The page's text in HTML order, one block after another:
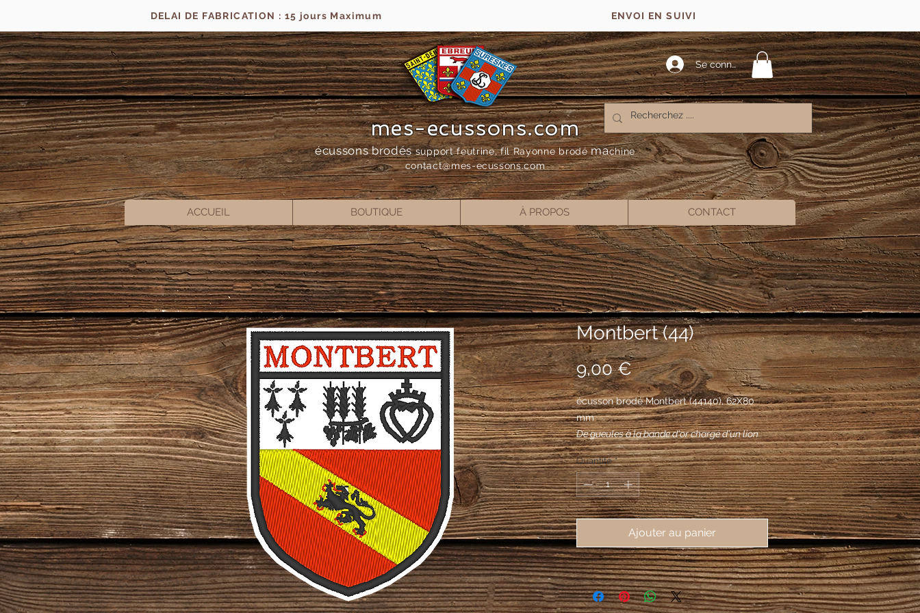
DELAI DE FABRICATION : 15 jours Maximum ENVOI EN SUIVI
Se connecter
mes-ecussons.com
écussons brodés support feutrine, fil Rayonne brodémachine
contact@mes-ecussons.com
ACCUEIL BOUTIQUE À PROPOS CONTACT
Montbert (44)
9,00 €Prix
écusson brodé Montbert (44140), 62X80
mm
De gueules à la bande d'or chargé d'un lion
léopardé de sable, armé et lampassé de
gueules; au chef d'argent chargé de trois épis
de blé liés d'un pampre fruité à dextre et
feuillé d'une pièce à senestre, accosté de
trois mouchetures d'hermine, ordonnées 2 et
1 à dextre, et d'un double cœur vidé, en-
travaillé, couronné et croiseté à senestre, le
tout de sable.
Quantité *
Ajouter au panier